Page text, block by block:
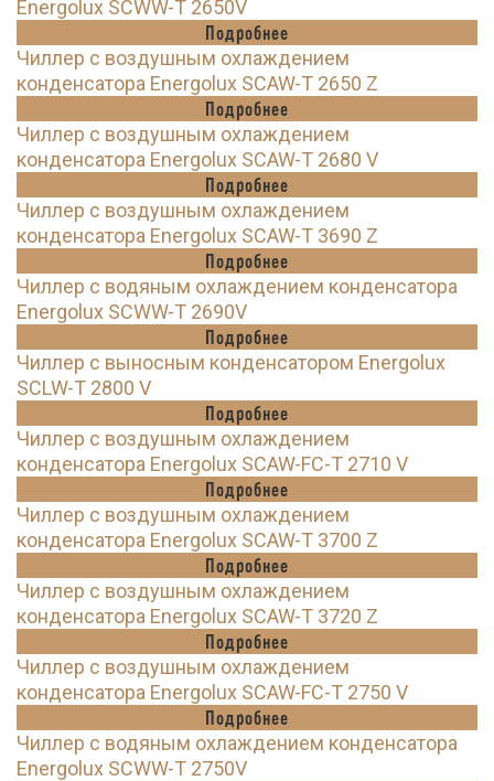
Energolux SCWW-T 2650V
Подробнее
Чиллер с воздушным охлаждением
конденсатора Energolux SCAW-T 2650 Z
Подробнее
Чиллер с воздушным охлаждением
конденсатора Energolux SCAW-T 2680 V
Подробнее
Чиллер с воздушным охлаждением
конденсатора Energolux SCAW-T 3690 Z
Подробнее
Чиллер с водяным охлаждением конденсатора
Energolux SCWW-T 2690V
Подробнее
Чиллер с выносным конденсатором Energolux
SCLW-T 2800 V
Подробнее
Чиллер с воздушным охлаждением
конденсатора Energolux SCAW-FC-T 2710 V
Подробнее
Чиллер с воздушным охлаждением
конденсатора Energolux SCAW-T 3700 Z
Подробнее
Чиллер с воздушным охлаждением
конденсатора Energolux SCAW-T 3720 Z
Подробнее
Чиллер с воздушным охлаждением
конденсатора Energolux SCAW-FC-T 2750 V
Подробнее
Чиллер с водяным охлаждением конденсатора
Energolux SCWW-T 2750V